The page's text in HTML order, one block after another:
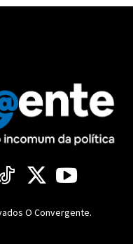
O Convergente.